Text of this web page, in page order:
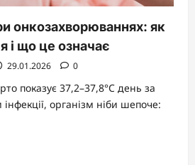
онкозахворюваннях: як
і що це означає
29.01.2026 0
показує 37,2–37,8°C день за
організм ніби шепоче: